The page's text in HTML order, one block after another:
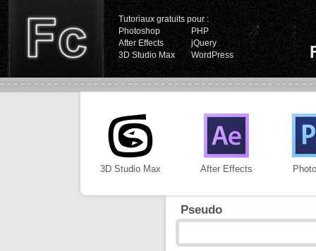
Tutoriaux gratuits pour :
Photoshop
PHP
After Effects
jQuery
3D Studio Max
WordPress
3D Studio Max After Effects
Pseudo